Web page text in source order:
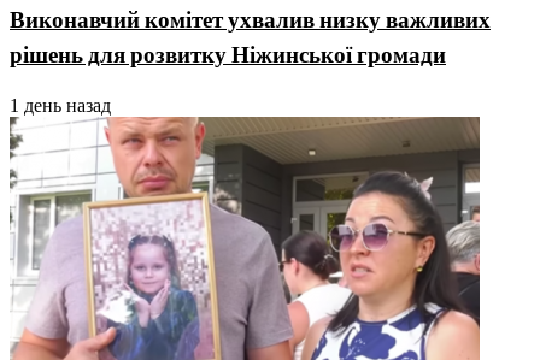
Виконавчий комітет ухвалив низку важливих
рішень для розвитку Ніжинської громади
1 день назад